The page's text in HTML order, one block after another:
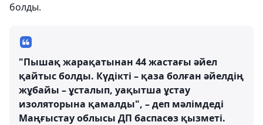
болды.
"Пышақ жарақатынан 44 жастағы әйел
қайтыс болды. Күдікті – қаза болған әйелдің
жұбайы – ұсталып, уақытша ұстау
изоляторына қамалды", – деп мәлімдеді
Маңғыстау облысы ДП баспасөз қызметі.